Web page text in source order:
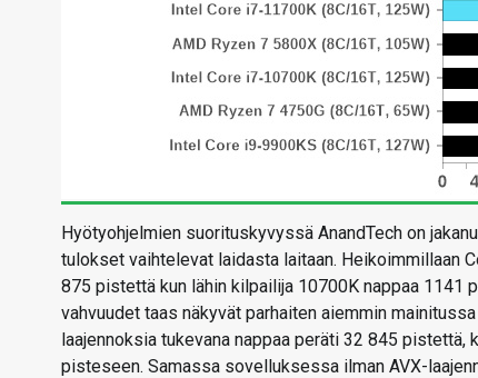
Hyötyohjelmien suorituskyvyssä AnandTech on
tulokset vaihtelevat laidasta laitaan. Heikoimmillaan
875 pistettä kun lähin kilpailija 10700K nappaa
vahvuudet taas näkyvät parhaiten aiemmin
laajennoksia tukevana nappaa peräti 32 845
pisteseen. Samassa sovelluksessa ilman AVX-